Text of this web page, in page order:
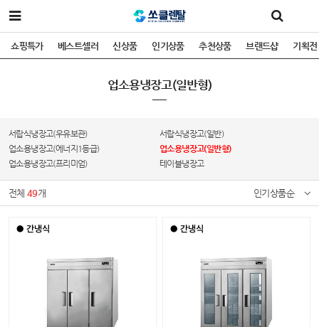
쇼핑특가 베스트셀러 신상품 인기상품 추천상품 브랜드샵 기획전
업소용냉장고(일반형)
서랍식냉장고(우유보관)
서랍식냉장고(일반)
업소용냉장고(에너지1등급)
업소용냉장고(일반형)
업소용냉장고(프리미엄)
테이블냉장고
전체49개 인기상품순